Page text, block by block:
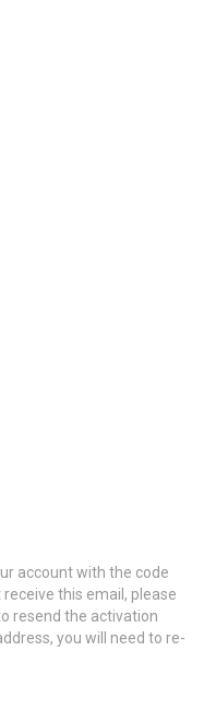
account with the code
this email, please
resend the activation
you will need to re-